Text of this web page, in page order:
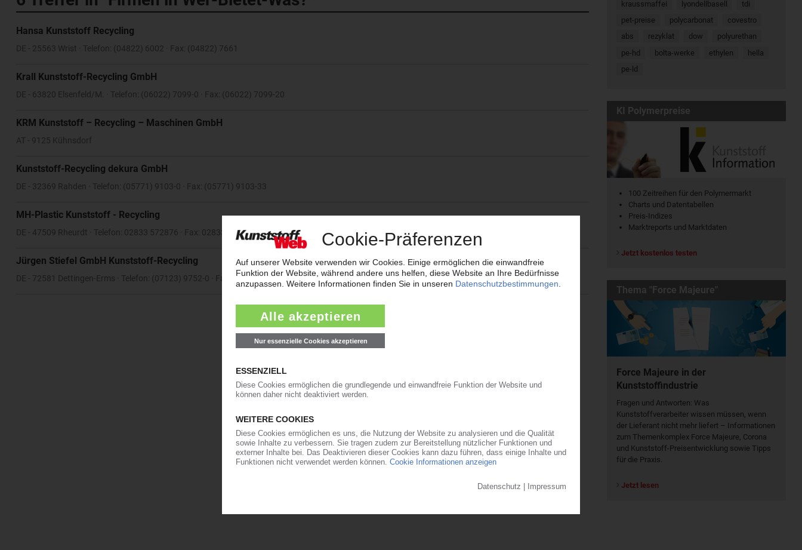
Hansa Kunststoff Recycling
DE - 25563 Wrist · Telefon: (04822) 6002 · Fax: (04822) 7661
Krall Kunststoff-Recycling GmbH
DE - 63820 Elsenfeld/M. · Telefon: (06022) 7099-0 · Fax: (06022) 7099-20
KRM Kunststoff – Recycling – Maschinen GmbH
AT - 9125 Kühnsdorf
Kunststoff-Recycling dekura GmbH
DE - 32369 Rahden · Telefon: (05771) 9103-0 · Fax: (05771) 9103-33
MH-Plastic Kunststoff - Recycling
DE - 47509 Rheurdt · Telefon: 02833 572876 · Fax: 02833 572877
Jürgen Stiefel GmbH Kunststoff-Recycling
DE - 72581 Dettingen-Erms · Telefon: (07123) 9752-0 · Fax: (07123) 9752-50
kraussmaffei
lyondellbasell
tdi
pet-preise
polycarbonat
covestro
abs
rezyklat dow
polyurethan
pe-hd
bolta-werke ethylen
hella
pe-ld
KI Polymerpreise
100 Zeitreihen für den Polymermarkt
Charts und Datentabellen
Preis-Indizes
Marktreports und Marktdaten
Jetzt kostenlos testen
Thema "Force Majeure"
Force Majeure in der
Kunststoffindustrie
Fragen und Antworten: Was
Kunst­stoff­verarbeiter wissen müssen, wenn
der Lieferant nicht mehr liefert – Informationen
zum Themenkomplex Force Majeure, Corona
und Kunststoff-Preisentwicklung sowie Tipps
für die Praxis.
Jetzt lesen